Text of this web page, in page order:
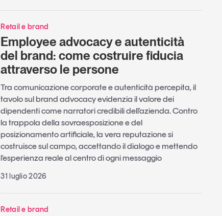
Retail e brand
Employee advocacy e autenticità
del brand: come costruire fiducia
attraverso le persone
Tra comunicazione corporate e autenticità percepita, il
tavolo sul brand advocacy evidenzia il valore dei
dipendenti come narratori credibili dell'azienda. Contro
la trappola della sovraesposizione e del
posizionamento artificiale, la vera reputazione si
costruisce sul campo, accettando il dialogo e mettendo
l'esperienza reale al centro di ogni messaggio
31 luglio 2026
Retail e brand